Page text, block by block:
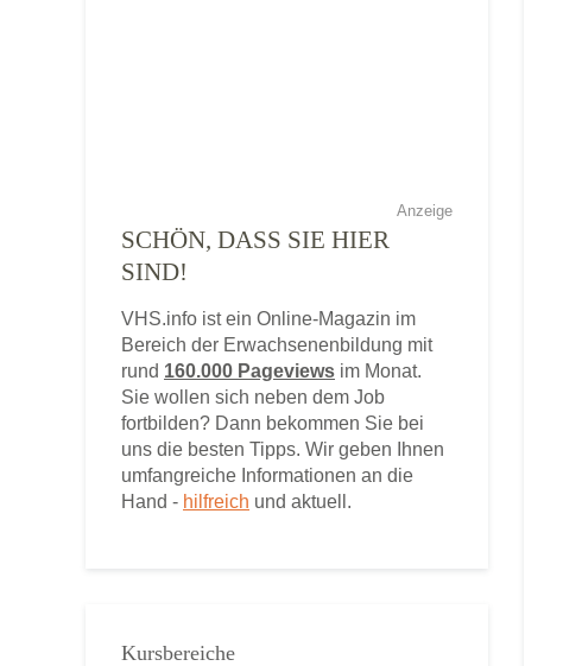
Anzeige
SCHÖN, DASS SIE HIER
SIND!
VHS.info ist ein Online-Magazin im
Bereich der Erwachsenenbildung mit
rund 160.000 Pageviews im Monat.
Sie wollen sich neben dem Job
fortbilden? Dann bekommen Sie bei
uns die besten Tipps. Wir geben Ihnen
umfangreiche Informationen an die
Hand - hilfreich und aktuell.
Kursbereiche